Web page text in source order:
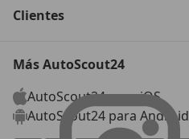
Clientes
Más AutoScout24
AutoScout24 para iOS
AutoScout24 para Android